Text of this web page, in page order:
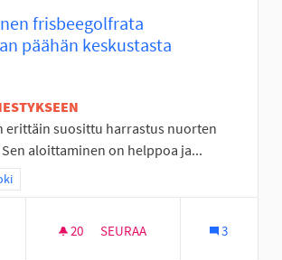
frisbeegolfrata
päähän keskustasta
erittäin suosittu harrastus nuorten
aloittaminen on helppoa ja...
mukaan: Itäinen Seinäjoki
20 20 SEURAAJAA
SEURAA 3